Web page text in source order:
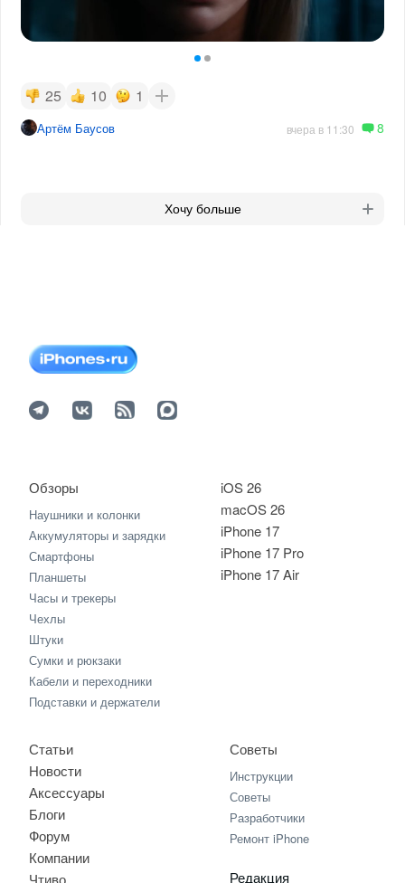
25 10 1
Артём Баусов вчера в 11:30 8
Хочу больше
iOS 26
macOS 26
iPhone 17
iPhone 17 Pro
iPhone 17 Air
Обзоры
Наушники и колонки
Аккумуляторы и зарядки
Смартфоны
Планшеты
Часы и трекеры
Чехлы
Штуки
Сумки и рюкзаки
Кабели и переходники
Подставки и держатели
Статьи
Новости
Аксессуары
Блоги
Форум
Компании
Чтиво
Советы
Инструкции
Советы
Разработчики
Ремонт iPhone
Редакция